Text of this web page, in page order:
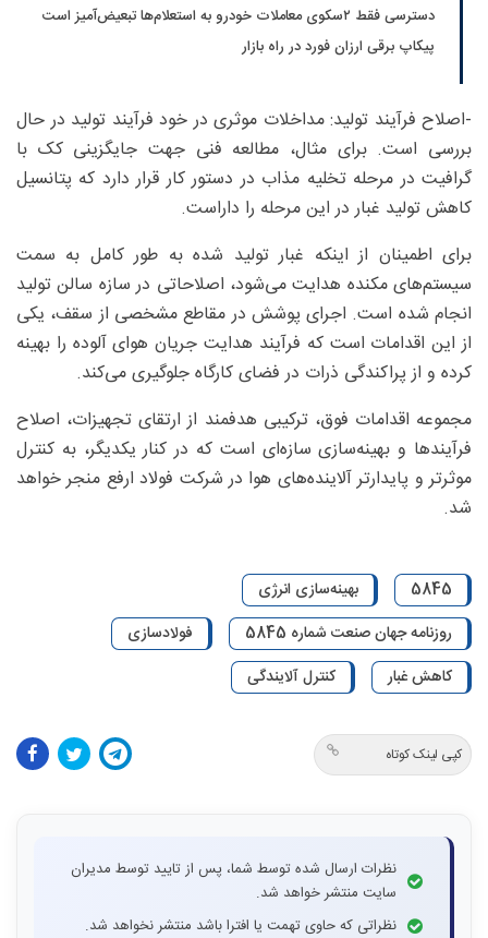
دسترسی فقط ۲سکوی معاملات خودرو به استعلام‌ها تبعیض‌آمیز است
پیکاپ برقی ارزان فورد در راه بازار
-اصلاح فرآیند تولید: مداخلات موثری در خود فرآیند تولید در حال
بررسی است. برای مثال، مطالعه فنی جهت جایگزینی کک با
گرافیت در مرحله تخلیه مذاب در دستور کار قرار دارد که پتانسیل
کاهش تولید غبار در این مرحله را داراست.
برای اطمینان از اینکه غبار تولید شده به طور کامل به سمت
سیستم‌های مکنده هدایت می‌شود، اصلاحاتی در سازه سالن تولید
انجام شده است. اجرای پوشش در مقاطع مشخصی از سقف، یکی
از این اقدامات است که فرآیند هدایت جریان هوای آلوده را بهینه
کرده و از پراکندگی ذرات در فضای کارگاه جلوگیری می‌کند.
مجموعه اقدامات فوق، ترکیبی هدفمند از ارتقای تجهیزات، اصلاح
فرآیندها و بهینه‌سازی سازه‌ای است که در کنار یکدیگر، به کنترل
موثرتر و پایدارتر آلاینده‌های هوا در شرکت فولاد ارفع منجر خواهد
شد.
5845
بهینه‌سازی انرژی
روزنامه جهان صنعت شماره 5845
فولادسازی
کاهش غبار
کنترل آلایندگی
کپی لینک کوتاه
نظرات ارسال شده توسط شما، پس از تایید توسط مدیران
سایت منتشر خواهد شد.
نظراتی که حاوی تهمت یا افترا باشد منتشر نخواهد شد.